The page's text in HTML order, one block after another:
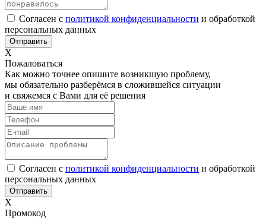
Согласен с политикой конфиденциальности и обработкой
персональных данных
Х
Пожаловаться
Как можно точнее опишите возникшую проблему,
мы обязательно разберёмся в сложившейся ситуации
и свяжемся с Вами для её решения
Согласен с политикой конфиденциальности и обработкой
персональных данных
Х
Промокод